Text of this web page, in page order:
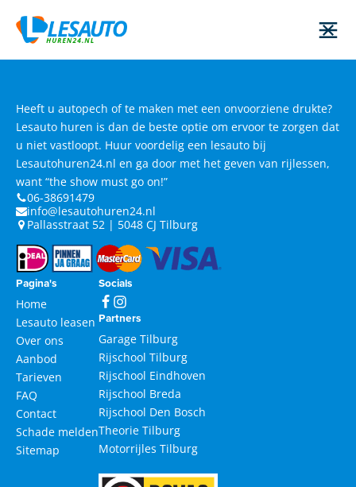
Heeft u autopech of te maken met een onvoorziene drukte?
Lesauto huren is dan de beste optie om ervoor te zorgen dat
u niet vastloopt. Huur voordelig een lesauto bij
Lesautohuren24.nl en ga door met het geven van rijlessen,
want “the show must go on!”
06-38691479
info@lesautohuren24.nl
Pallasstraat 52 | 5048 CJ Tilburg
Pagina's
Home
Lesauto leasen
Over ons
Aanbod
Tarieven
FAQ
Contact
Schade melden
Sitemap
Partners
Garage Tilburg
Rijschool Tilburg
Rijschool Eindhoven
Rijschool Breda
Rijschool Den Bosch
Theorie Tilburg
Motorrijles Tilburg
Socials